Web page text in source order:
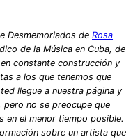
Desmemoriados de Rosa
de la Música en Cuba, de
constante construcción y
a los que tenemos que
llegue a nuestra página y
no se preocupe que
en el menor tiempo posible.
sobre un artista que